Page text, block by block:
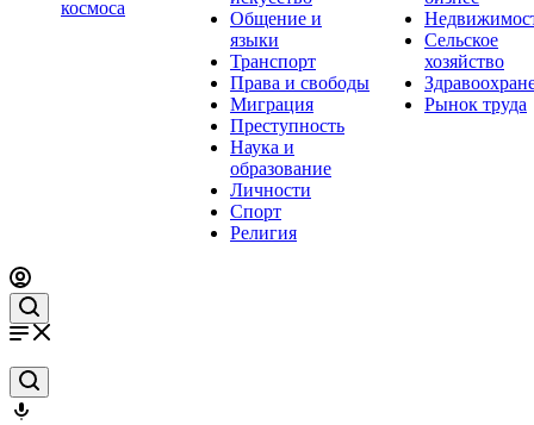
космоса
Общение и
языки
Транспорт
Права и свободы
Миграция
Преступность
Наука и
образование
Личности
Спорт
Религия
Сельское
хозяйство
Рынок труда